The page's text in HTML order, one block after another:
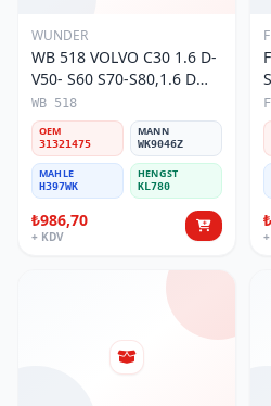
WUNDER
WB 518 VOLVO C30 1.6 D-
V50- S60 S70-S80,1.6 D
31321475 Yakıt/Mazot
Filtresi
WB 518
OEM
31321475
MANN
WK9046Z
MAHLE
H397WK
HENGST
KL780
₺986,70
+ KDV